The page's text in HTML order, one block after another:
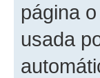
página
usada